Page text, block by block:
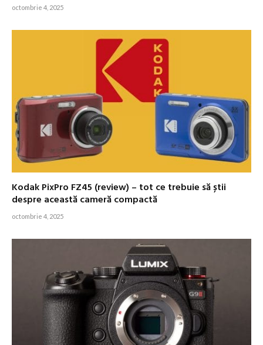
octombrie 4, 2025
Kodak PixPro FZ45 (review) – tot ce trebuie să știi
despre această cameră compactă
octombrie 4, 2025